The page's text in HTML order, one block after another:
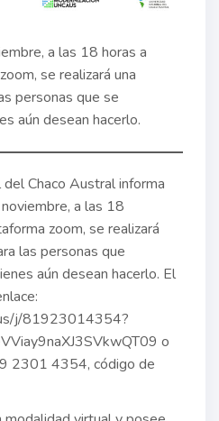
a las 18 horas a
se realizará una
personas que se
aún desean hacerlo.
Chaco Austral informa
a las 18
zoom, se realizará
las personas que
aún desean hacerlo. El
j/81923014354?
o
2301 4354, código de